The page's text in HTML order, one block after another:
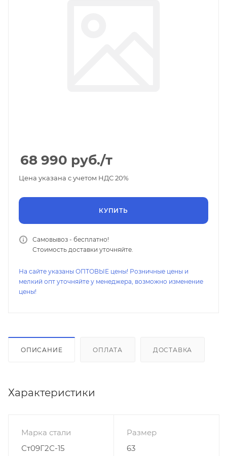
68 990 руб./т
Цена указана с учетом НДС 20%
КУПИТЬ
Самовывоз - бесплатно!
Стоимость доставки уточняйте.
На сайте указаны ОПТОВЫЕ цены! Розничные цены и
мелкий опт уточняйте у менеджера, возможно изменение
цены!
ОПИСАНИЕ ОПЛАТА ДОСТАВКА
Характеристики
Марка стали
Ст09Г2С-15
Размер
63